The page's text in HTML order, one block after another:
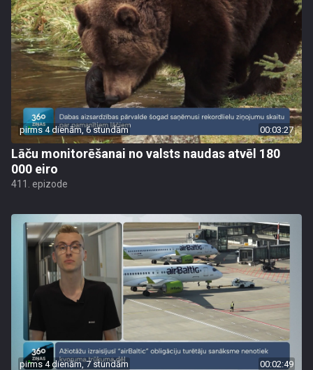
pirms 4 dienām, 6 stundām 00:03:27
Lāču monitorēšanai no valsts naudas atvēl 180
000 eiro
411. epizode
pirms 4 dienām, 7 stundām 00:02:49